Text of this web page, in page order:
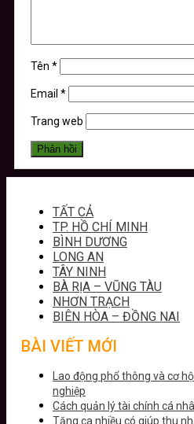
Tên *
Email *
Trang web
TẤT CẢ
TP. HỒ CHÍ MINH
BÌNH DƯƠNG
LONG AN
TÂY NINH
BÀ RỊA – VŨNG TÀU
NHƠN TRẠCH
BIÊN HÒA – ĐỒNG NAI
BÀI VIẾT MỚI
Lao động phổ thông và cơ
nghiệp
Cách quản lý tài chính cá
Tăng ca nhiều có giúp thu